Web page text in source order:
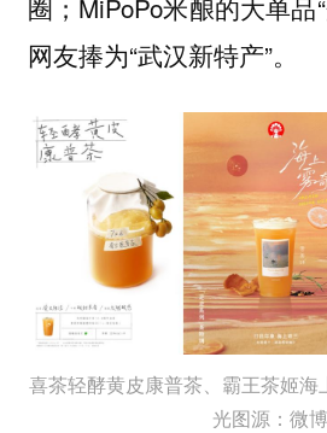
圈；MiPoPo米酿的大单品
网友捧为“武汉新特产”。
喜茶轻酵黄皮康普茶、霸王茶姬海
光图源：微博